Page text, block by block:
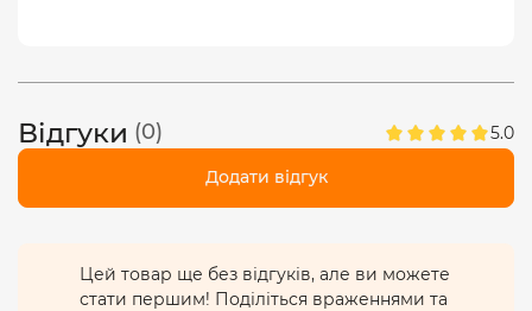
Відгуки (0) 5.0
Додати відгук
Цей товар ще без відгуків, але ви можете
стати першим! Поділіться враженнями та